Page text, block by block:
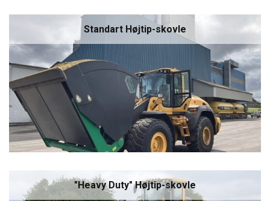
Standart Højtip-skovle
"Heavy Duty" Højtip-skovle